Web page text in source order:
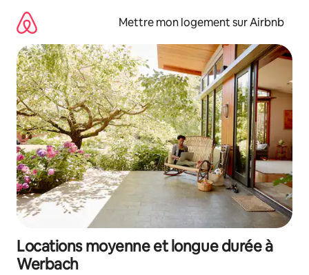
directement
contenu
Mettre mon logement sur Airbnb
Locations moyenne et longue durée à
Werbach